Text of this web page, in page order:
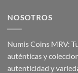
NOSOTROS
Numis Coins MRV:
auténticas y
autenticidad y